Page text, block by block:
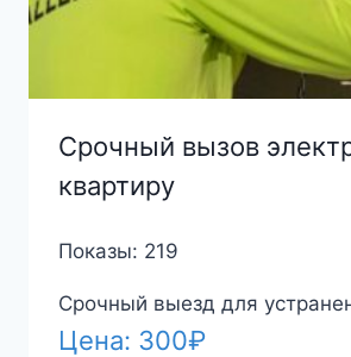
Срочный вызов
квартиру
Показы: 219
Срочный выезд для
Цена: 300₽